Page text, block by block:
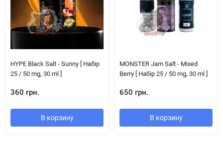
HYPE Black Salt - Sunny [ Набір
25 / 50 mg, 30 ml ]
360 грн.
В корзину
MONSTER Jam Salt - Mixed
Berry [ Набір 25 / 50 mg, 30 ml ]
650 грн.
В корзину